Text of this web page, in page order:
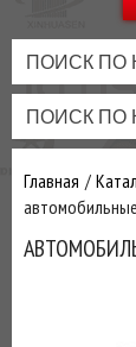
ПОИСК ПО
ПОИСК ПО
Главная
автомобильные
Оценить
товар
Беларусь
+375
+375
ТО
ФИЛЬТРА
ТОРМОЗНАЯ
СИСТЕМА
ПОДВЕСКА
РУЛЕВОЕ
ТРАНСМИССИЯ
ПРИВОД
ДВИГАТЕЛЬ
ВЫХЛОП
ЭЛЕКТРИКА
ОСВЕЩЕНИЕ
ДОБАВИВ
МАСЛАИ